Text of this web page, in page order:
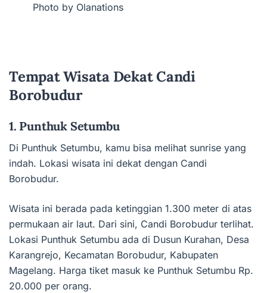
Photo by Olanations
Tempat Wisata Dekat Candi
Borobudur
1. Punthuk Setumbu
Di Punthuk Setumbu, kamu bisa melihat sunrise yang
indah. Lokasi wisata ini dekat dengan Candi
Borobudur.
Wisata ini berada pada ketinggian 1.300 meter di atas
permukaan air laut. Dari sini, Candi Borobudur terlihat.
Lokasi Punthuk Setumbu ada di Dusun Kurahan, Desa
Karangrejo, Kecamatan Borobudur, Kabupaten
Magelang. Harga tiket masuk ke Punthuk Setumbu Rp.
20.000 per orang.